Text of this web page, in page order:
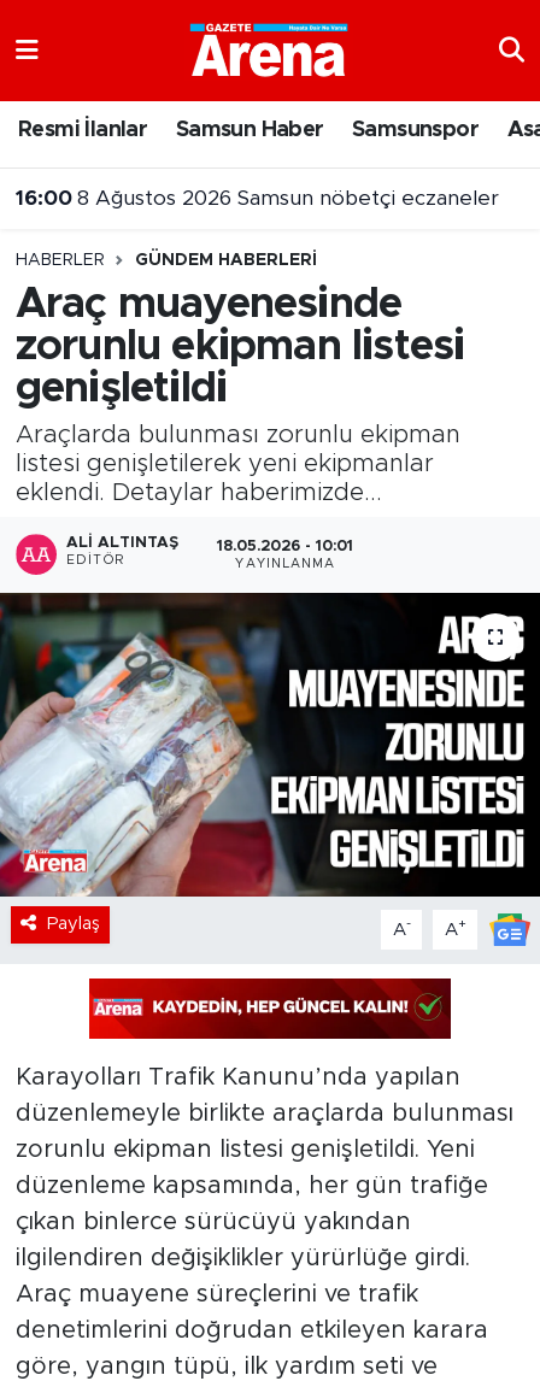
Resmi İlanlar Samsun Haber Samsunspor
16:00 8 Ağustos 2026 Samsun nöbetçi eczaneler
HABERLER GÜNDEM HABERLERI
Araç muayenesinde
zorunlu ekipman listesi
genişletildi
Araçlarda bulunması zorunlu ekipman
listesi genişletilerek yeni ekipmanlar
eklendi. Detaylar haberimizde...
ALI ALTINTAŞ
EDITÖR
18.05.2026 - 10:01
YAYINLANMA
Paylaş A- A+
Karayolları Trafik Kanunu’nda yapılan
düzenlemeyle birlikte araçlarda bulunması
zorunlu ekipman listesi genişletildi. Yeni
düzenleme kapsamında, her gün trafiğe
çıkan binlerce sürücüyü yakından
ilgilendiren değişiklikler yürürlüğe girdi.
Araç muayene süreçlerini ve trafik
denetimlerini doğrudan etkileyen karara
göre, yangın tüpü, ilk yardım seti ve
Samsun Namaz Vakitleri
Süper Lig Puan Durumu ve Fikstür
Tüm Manşetler
Son Dakika Haberleri